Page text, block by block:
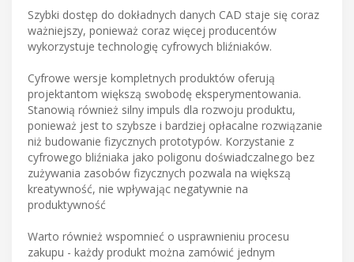
Szybki dostęp do dokładnych danych CAD staje się coraz
ważniejszy, ponieważ coraz więcej producentów
wykorzystuje technologię cyfrowych bliźniaków.
Cyfrowe wersje kompletnych produktów oferują
projektantom większą swobodę eksperymentowania.
Stanowią również silny impuls dla rozwoju produktu,
ponieważ jest to szybsze i bardziej opłacalne rozwiązanie
niż budowanie fizycznych prototypów. Korzystanie z
cyfrowego bliźniaka jako poligonu doświadczalnego bez
zużywania zasobów fizycznych pozwala na większą
kreatywność, nie wpływając negatywnie na
produktywność
Warto również wspomnieć o usprawnieniu procesu
zakupu - każdy produkt można zamówić jednym